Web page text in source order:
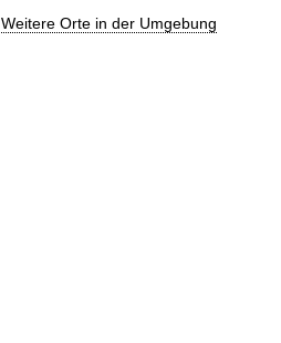
Weitere Orte in der Umgebung